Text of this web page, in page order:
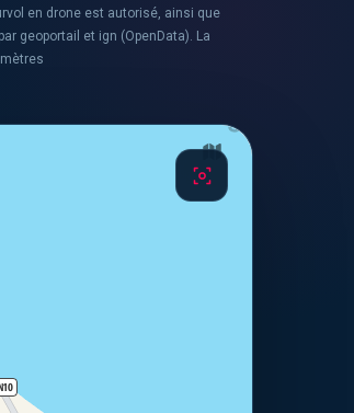
en drone est autorisé, ainsi que
geoportail et ign (OpenData). La